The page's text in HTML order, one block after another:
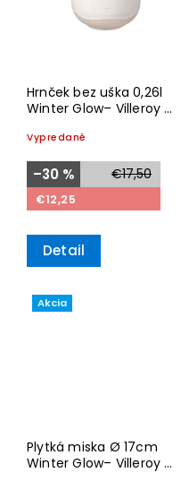
Hrnček bez uška 0,26l
Winter Glow– Villeroy &
Vypredané
€17,50
–30 %
€12,25
Detail
Akcia
Plytká miska Ø 17cm
Winter Glow– Villeroy &